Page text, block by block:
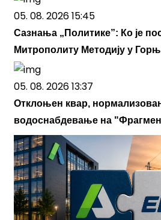
05. 08. 2026 15:45
Сазнања „Политике”: Ко је
Митрополиту Методију у
05. 08. 2026 13:37
Отклоњен квар,
водоснабдевање на